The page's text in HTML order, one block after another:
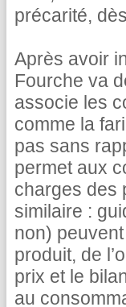
précarité,
Après avoir
Fourche va
associe les
comme la
pas sans
permet aux
charges des
similaire :
non)
produit, de
prix et le
au